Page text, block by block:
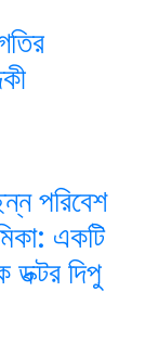
পরিবেশ
একটি
ডক্টর দিপু